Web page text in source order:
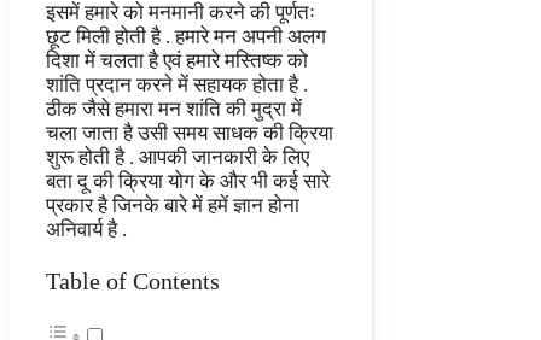
इसमें हमारे को मनमानी करने की पूर्णतः
छूट मिली होती है . हमारे मन अपनी अलग
दिशा में चलता है एवं हमारे मस्तिष्क को
शांति प्रदान करने में सहायक होता है .
ठीक जैसे हमारा मन शांति की मुद्रा में
चला जाता है उसी समय साधक की क्रिया
शुरू होती है . आपकी जानकारी के लिए
बता दू की क्रिया योग के और भी कई सारे
प्रकार है जिनके बारे में हमें ज्ञान होना
अनिवार्य है .
Table of Contents